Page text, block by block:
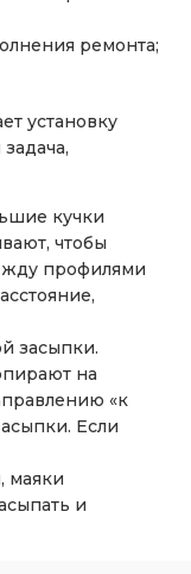
ремонта;
установку
кучки
чтобы
профилями
засыпки.
на
«к
Если
маяки
и